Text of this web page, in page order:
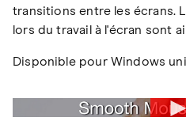
transitions entre les écrans.
lors du travail à l'écran sont
Disponible pour Windows